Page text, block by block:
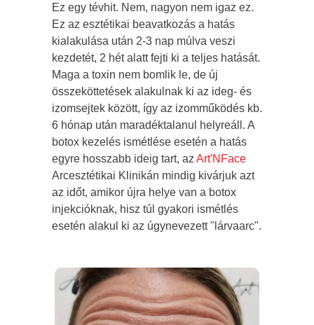
Ez egy tévhit. Nem, nagyon nem igaz ez.
Ez az esztétikai beavatkozás a hatás
kialakulása után 2-3 nap múlva veszi
kezdetét, 2 hét alatt fejti ki a teljes hatását.
Maga a toxin nem bomlik le, de új
összeköttetések alakulnak ki az ideg- és
izomsejtek között, így az izomműködés kb.
6 hónap után maradéktalanul helyreáll. A
botox kezelés ismétlése esetén a hatás
egyre hosszabb ideig tart, az Art'NFace
Arcesztétikai Klinikán mindig kivárjuk azt
az időt, amikor újra helye van a botox
injekcióknak, hisz túl gyakori ismétlés
esetén alakul ki az úgynevezett "lárvaarc".